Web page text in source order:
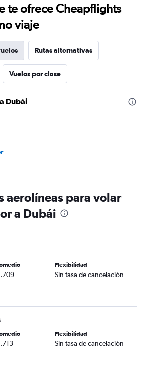
te ofrece Cheapflights
viaje
Rutas alternativas
Vuelos por clase
Dubái
aerolíneas para volar
a Dubái
Flexibilidad
Sin tasa de cancelación
Flexibilidad
Sin tasa de cancelación